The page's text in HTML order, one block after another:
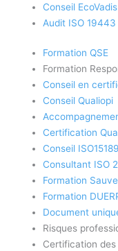
Conseil EcoVadis
Audit ISO 19443
Formation QSE
Formation
Conseil en
Conseil Qualiopi
Certification
Conseil ISO15189
Consultant ISO
Formation
Formation
Document
Risques
Certification